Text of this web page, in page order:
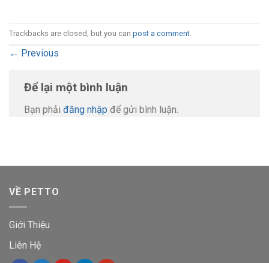
Trackbacks are closed, but you can post a comment.
← Previous
Để lại một bình luận
Bạn phải đăng nhập để gửi bình luận.
VỀ PETTO
Giới Thiệu
Liên Hệ